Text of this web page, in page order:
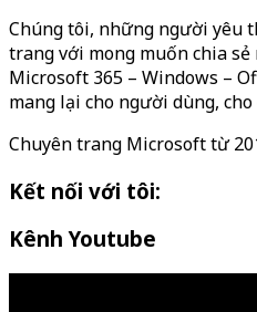
Chúng tôi, những người yêu
trang với mong muốn chia
Microsoft 365 – Windows –
mang lại cho người dùng,
Chuyên trang Microsoft từ
Kết nối với tôi:
Kênh Youtube